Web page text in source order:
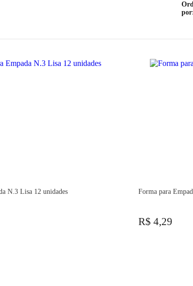
N.3 Lisa 12 unidades Forma para
R$ 4,29